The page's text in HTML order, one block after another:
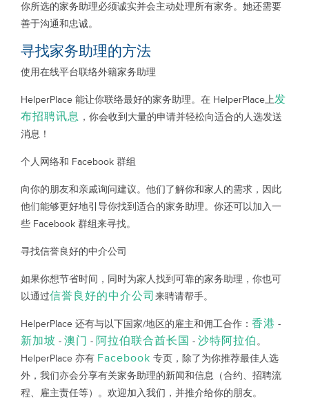
你所选的家务助理必须诚实并会主动处理所有家务。她还需要
善于沟通和忠诚。
寻找家务助理的方法
使用在线平台联络外籍家务助理
HelperPlace 能让你联络最好的家务助理。在 HelperPlace上发
布招聘讯息 ，你会收到大量的申请并轻松向适合的人选发送
消息！
个人网络和 Facebook 群组
向你的朋友和亲戚询问建议。他们了解你和家人的需求，因此
他们能够更好地引导你找到适合的家务助理。你还可以加入一
些 Facebook 群组来寻找。
寻找信誉良好的中介公司
如果你想节省时间，同时为家人找到可靠的家务助理，你也可
以通过信誉良好的中介公司 来聘请帮手。
HelperPlace 还有与以下国家/地区的雇主和佣工合作： 香港 -
新加坡 - 澳门 - 阿拉伯联合酋长国 - 沙特阿拉伯。
HelperPlace 亦有 Facebook 专页，除了为你推荐最佳人选
外，我们亦会分享有关家务助理的新闻和信息（合约、招聘流
程、雇主责任等）。欢迎加入我们，并推介给你的朋友。